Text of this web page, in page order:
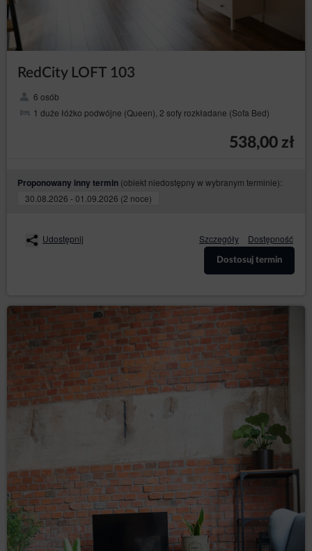
RedCity LOFT 103
6 osób
1 duże łóżko podwójne (Queen), 2 sofy rozkładane (Sofa Bed)
538,00 zł
Proponowany inny termin (obiekt niedostępny w wybranym terminie):
30.08.2026 - 01.09.2026 (2 noce)
Udostępnij Szczegóły Dostępność
Dostosuj termin